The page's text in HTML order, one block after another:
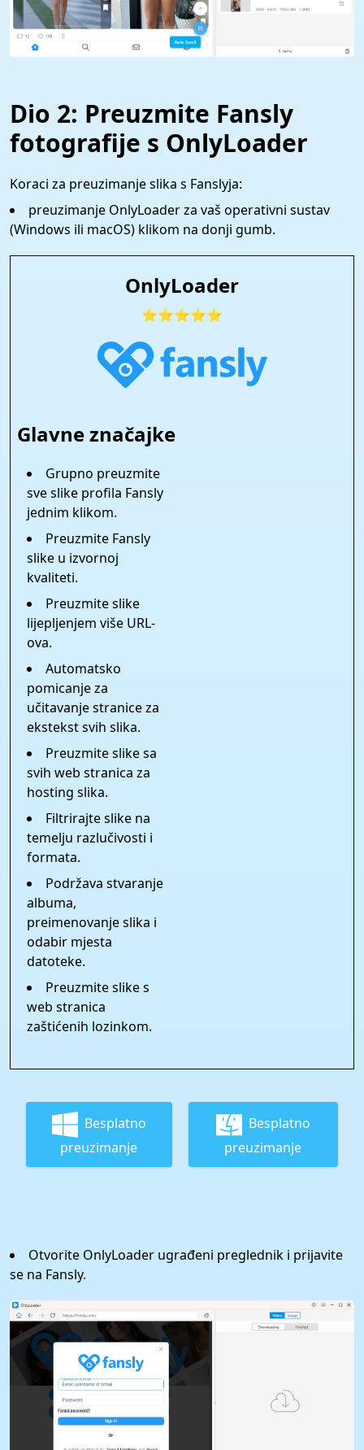
Dio 2: Preuzmite Fansly
fotografije s OnlyLoader
Koraci za preuzimanje slika s Fanslyja:
preuzimanje OnlyLoader za vaš operativni sustav
(Windows ili macOS) klikom na donji gumb.
OnlyLoader
⭐⭐⭐⭐⭐
Glavne značajke
Grupno preuzmite
sve slike profila Fansly
jednim klikom.
Preuzmite Fansly
slike u izvornoj
kvaliteti.
Preuzmite slike
lijepljenjem više URL-
ova.
Automatsko
pomicanje za
učitavanje stranice za
ekstekst svih slika.
Preuzmite slike sa
svih web stranica za
hosting slika.
Filtrirajte slike na
temelju razlučivosti i
formata.
Podržava stvaranje
albuma,
preimenovanje slika i
odabir mjesta
datoteke.
Preuzmite slike s
web stranica
zaštićenih lozinkom.
Besplatno
preuzimanje
Besplatno
preuzimanje
Otvorite OnlyLoader ugrađeni preglednik i prijavite
se na Fansly.